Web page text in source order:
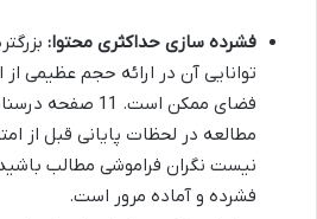
فشرده سازی حداکثری محتوا:
توانایی آن در ارائه حجم عظیمی
فضای ممکن است.
مطالعه در لحظات پایانی قبل از
نیست نگران فراموشی مطالب
فشرده و آماده مرور است.